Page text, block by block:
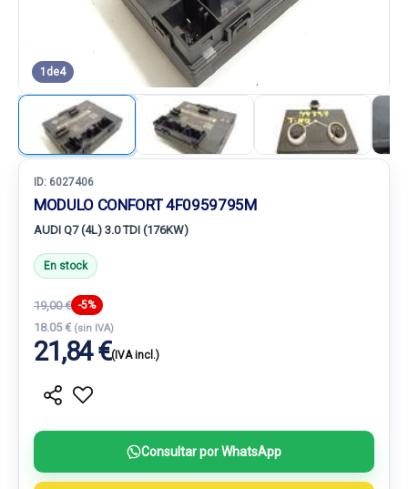
1 de4
ID: 6027406
MODULO CONFORT 4F0959795M
AUDI Q7 (4L) 3.0 TDI (176KW)
En stock
19,00 € -5%
18.05 € (sin IVA)
21,84 €(IVA incl.)
Consultar por WhatsApp